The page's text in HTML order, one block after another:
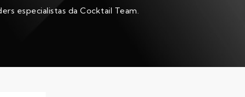
especialistas da Cocktail Team.